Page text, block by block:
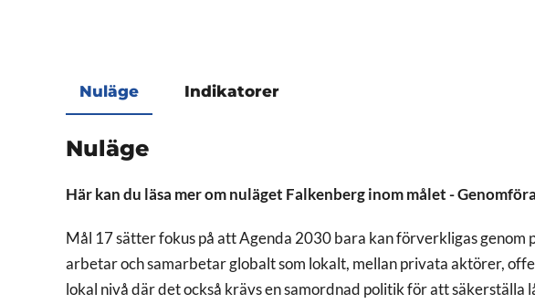
Nuläge Indikatorer
Nuläge
Här kan du läsa mer om nuläget Falkenberg inom målet -
Mål 17 sätter fokus på att Agenda 2030 bara kan förverkligas
arbetar och samarbetar globalt som lokalt, mellan privata aktörer,
lokal nivå där det också krävs en samordnad politik för att